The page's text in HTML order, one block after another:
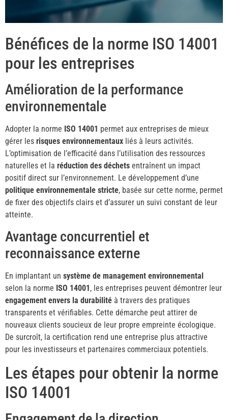
Bénéfices de la norme ISO 14001
pour les entreprises
Amélioration de la performance
environnementale
Adopter la norme ISO 14001 permet aux entreprises de mieux
gérer les risques environnementaux liés à leurs activités.
L’optimisation de l’efficacité dans l’utilisation des ressources
naturelles et la réduction des déchets entraînent un impact
positif direct sur l’environnement. Le développement d’une
politique environnementale stricte, basée sur cette norme, permet
de fixer des objectifs clairs et d’assurer un suivi constant de leur
atteinte.
Avantage concurrentiel et
reconnaissance externe
En implantant un système de management environnemental
selon la norme ISO 14001 , les entreprises peuvent démontrer leur
engagement envers la durabilité à travers des pratiques
transparents et vérifiables. Cette démarche peut attirer de
nouveaux clients soucieux de leur propre empreinte écologique.
De surcroît, la certification rend une entreprise plus attractive
pour les investisseurs et partenaires commerciaux potentiels.
Les étapes pour obtenir la norme
ISO 14001